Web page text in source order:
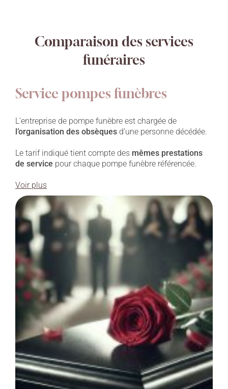
Comparaison des services
funéraires
Service pompes funèbres
L’entreprise de pompe funèbre est chargée de
l’organisation des obsèques d’une personne décédée.
Le tarif indiqué tient compte des mêmes prestations
de service pour chaque pompe funèbre référencée.
Voir plus